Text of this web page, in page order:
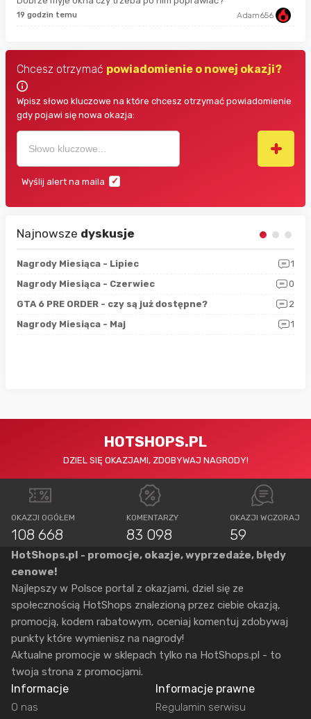
19 godzin temu Adam656
Chcesz otrzymać powiadomienie o nowej okazji?
Wpisz słowo kluczowe na które chcesz otrzymać powiadomienie
gdy pojawi się nowa okazja:
Wyślij alert na maila
Najnowsze dyskusje
Nagrody Miesiąca - Lipiec
1
Nagrody Miesiąca - Czerwiec
0
GTA 6 PRE ORDER - czy są już dostępne?
2
Nagrody Miesiąca - Maj
1
HOTSHOPS.PL
DZIEL SIĘ OKAZJAMI, ZDOBYWAJ NAGRODY!
OKAZJI OGÓŁEM
108 668
KOMENTARZY
83 098
OKAZJI WCZORAJ
59
HotShops.pl - promocje, okazje, wyprzedaże, błędy
cenowe!
Najlepszy w Polsce portal z okazjami, dziel się ze
społecznością HotShops znalezioną przez ciebie okazją,
promocją, kodem rabatowym, oceniaj komentuj zdobywaj
punkty które wymienisz na nagrody!
Aktualne promocje w sklepach tylko na HotShops.pl - to
twoja strona z promocjami.
Informacje
O nas
Informacje prawne
Regulamin serwisu